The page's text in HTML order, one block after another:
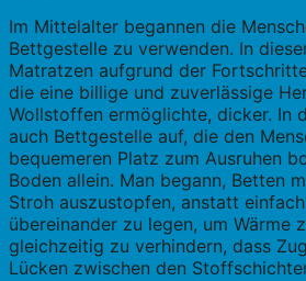
Im Mittelalter begannen die
Bettgestelle zu verwenden. In
Matratzen aufgrund der
die eine billige und zuverlässige
Wollstoffen ermöglichte, dicker. In
auch Bettgestelle auf, die den
bequemeren Platz zum Ausruhen
Boden allein. Man begann, Betten
Stroh auszustopfen, anstatt
übereinander zu legen, um Wärme
gleichzeitig zu verhindern, dass
Lücken zwischen den